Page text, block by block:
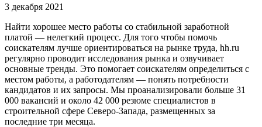
3 декабря 2021
Найти хорошее место работы со стабильной заработной
платой — нелегкий процесс. Для того чтобы помочь
соискателям лучше ориентироваться на рынке труда, hh.ru
регулярно проводит исследования рынка и озвучивает
основные тренды. Это помогает соискателям определиться с
местом работы, а работодателям — понять потребности
кандидатов и их запросы. Мы проанализировали больше 31
000 вакансий и около 42 000 резюме специалистов в
строительной сфере Северо-Запада, размещенных за
последние три месяца.